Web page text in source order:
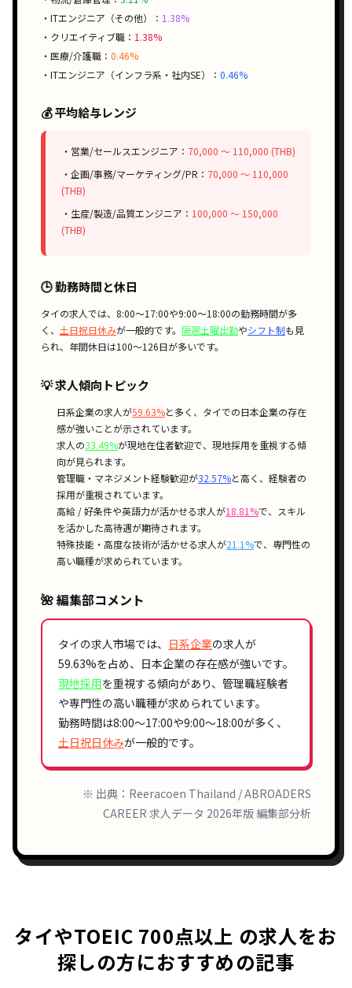
・ITエンジニア（その他）： 1.38%
・クリエイティブ職： 1.38%
・医療/介護職： 0.46%
・ITエンジニア（インフラ系・社内SE）： 0.46%
💰 平均給与レンジ
・営業/セールスエンジニア： 70,000 〜 110,000 (THB)
・企画/事務/マーケティング/PR： 70,000 〜 110,000
(THB)
・生産/製造/品質エンジニア： 100,000 〜 150,000
(THB)
🕒 勤務時間と休日
タイの求人では、 8:00〜17:00や9:00〜18:00の勤務時間が多
く、 土日祝日休みが一般的です。 隔週土曜出勤やシフト制も見
られ、年間休日は100〜126日が多いです。
💡 求人傾向トピック
日系企業の求人が59.63%と多く、タイでの日本企業の存在
感が強いことが示されています。
求人の33.49%が現地在住者歓迎で、 現地採用を重視する傾
向が見られます。
管理職・マネジメント経験歓迎が32.57%と高く、 経験者の
採用が重視されています。
高給 / 好条件や英語力が活かせる求人が18.81%で、
スキル
を活かした高待遇が期待されます。
特殊技能・高度な技術が活かせる求人が21.1%で、 専門性の
高い職種が求められています。
🌺 編集部コメント
タイの求人市場では、 日系企業の求人が
59.63%を占め、 日本企業の存在感が強いです。
現地採用を重視する傾向があり、 管理職経験者
や専門性の高い職種が求められています。
勤務時間は8:00〜17:00や9:00〜18:00が多く、
土日祝日休みが一般的です。
※ 出典：Reeracoen Thailand / ABROADERS
CAREER 求人データ 2026年版 編集部分析
タイやTOEIC 700点以上 の求人をお
探しの方におすすめの記事